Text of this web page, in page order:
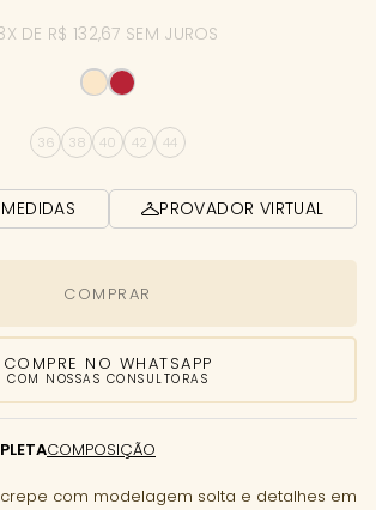
DE R$ 132,67 SEM JUROS
36 38 40 42 44
PROVADOR VIRTUAL
COMPRAR
COMPRE NO WHATSAPP
COM NOSSAS CONSULTORAS
COMPOSIÇÃO
com modelagem solta e detalhes em